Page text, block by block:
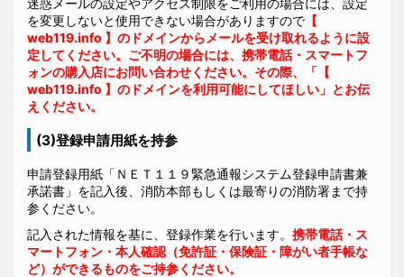
を変更しないと使用できない場合がありますので 【
web119.info 】のドメインからメールを受け取れるように設
定してください。ご不明の場合には、携帯電話・スマートフ
ォンの購入店にお問い合わせください。その際、「【
web119.info 】のドメインを利用可能にしてほしい」とお伝
えください。
(3)登録申請用紙を持参
申請登録用紙「ＮＥＴ１１９緊急通報システム登録申請書兼
承諾書」を記入後、消防本部もしくは最寄りの消防署まで持
参ください。
記入された情報を基に、登録作業を行います。 携帯電話・ス
マートフォン・本人確認（免許証・保険証・障がい者手帳な
ど）ができるものをご持参ください。